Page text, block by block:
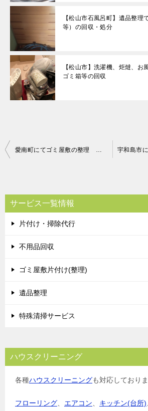
【松山市石風呂町】遺品整理
等）の回収・処分
【松山市】洗濯機、炬燵、お
ゴミ箱等の回収
投
ビ
ゲ
ー
シ
愛南町にてゴミ屋敷の整理 お客様の声
サービス一覧情報
片付け・掃除代行
不用品回収
ゴミ屋敷片付け(整理)
遺品整理
特殊清掃サービス
ハウスクリーニング
各種ハウスクリーニングも対応しておりま
フローリング、 エアコン、 キッチン(台所)